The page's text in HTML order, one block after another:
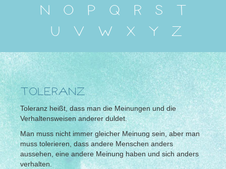
N
O P Q R S
T
U
V W X Y Z
TOLERANZ
Toleranz heißt, dass man die Meinungen und die
Verhaltensweisen anderer duldet.
Man muss nicht immer gleicher Meinung sein, aber man
muss tolerieren, dass andere Menschen anders
aussehen, eine andere Meinung haben und sich anders
verhalten.